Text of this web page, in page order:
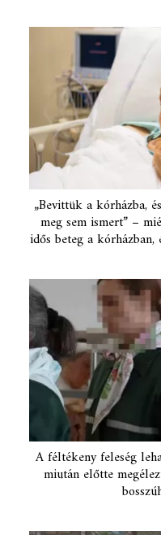
„Bevittük a kórházba,
meg sem ismert” –
idős beteg a kórházban,
A féltékeny feleség
miután előtte